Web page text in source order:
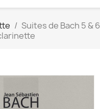
Suites de Bach 5 & 6